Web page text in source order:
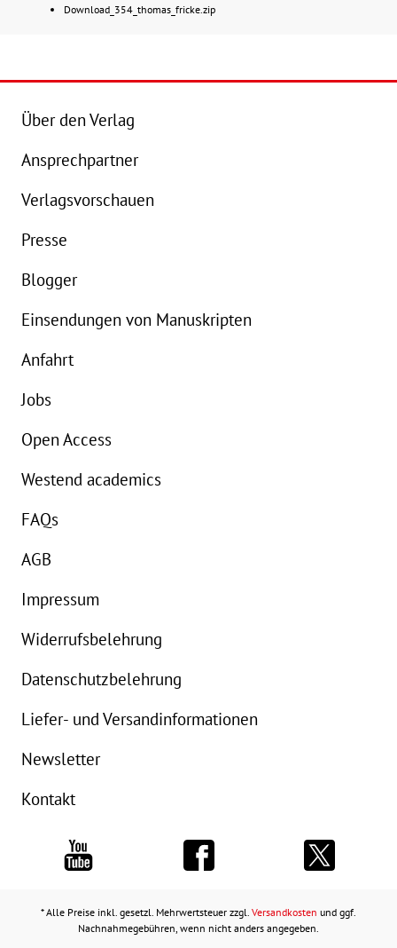
Download_354_thomas_fricke.zip
Über den Verlag
Ansprechpartner
Verlagsvorschauen
Presse
Blogger
Einsendungen von Manuskripten
Anfahrt
Jobs
Open Access
Westend academics
FAQs
AGB
Impressum
Widerrufsbelehrung
Datenschutzbelehrung
Liefer- und Versandinformationen
Newsletter
Kontakt
* Alle Preise inkl. gesetzl. Mehrwertsteuer zzgl. Versandkosten und ggf.
Nachnahmegebühren, wenn nicht anders angegeben.